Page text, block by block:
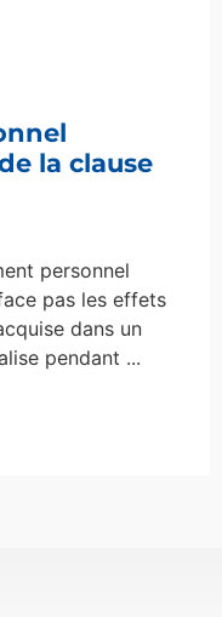
la clause
personnel
pas les effets
dans un
pendant ...